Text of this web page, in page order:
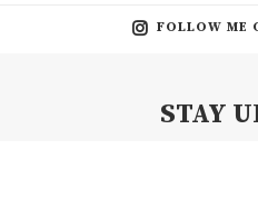
FOLLOW ME
STAY